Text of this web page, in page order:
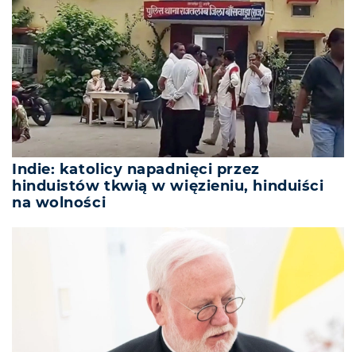
Indie: katolicy napadnięci przez
hinduistów tkwią w więzieniu, hinduiści
na wolności